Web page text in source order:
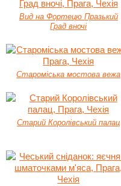
Вид на Фортецю Празький
Град вночі
Староміська мостова вежа
Старий Королівський палац